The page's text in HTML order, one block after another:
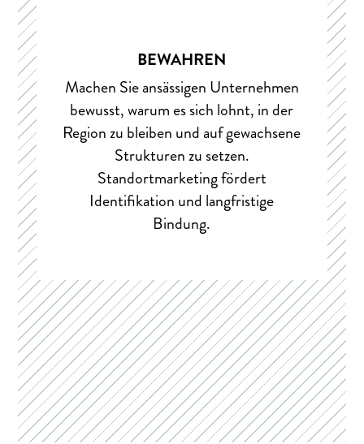
BEWAHREN
Machen Sie ansässigen Unternehmen
bewusst, warum es sich lohnt, in der
Region zu bleiben und auf gewachsene
Strukturen zu setzen.
Standortmarketing fördert
Identifikation und langfristige
Bindung.